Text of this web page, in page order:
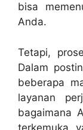
bisa
Anda.
Tetapi,
Dalam
beberapa
layanan
bagaimana
terkemuka